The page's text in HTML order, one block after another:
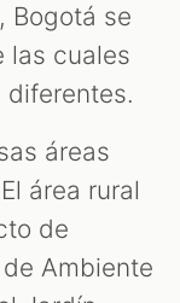
Bogotá se
las cuales
áreas
área rural
de
Ambiente